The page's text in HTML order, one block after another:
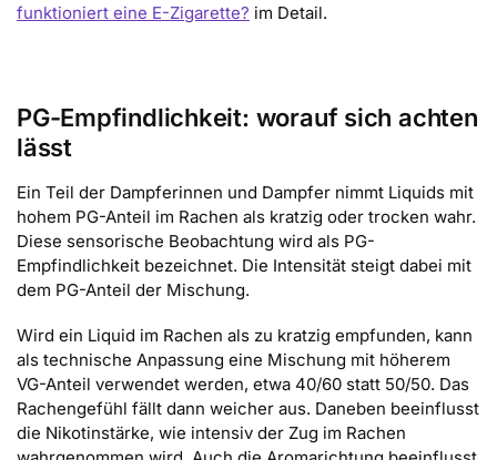
funktioniert eine E-Zigarette? im Detail.
PG-Empfindlichkeit: worauf sich achten
lässt
Ein Teil der Dampferinnen und Dampfer nimmt Liquids mit
hohem PG-Anteil im Rachen als kratzig oder trocken wahr.
Diese sensorische Beobachtung wird als PG-
Empfindlichkeit bezeichnet. Die Intensität steigt dabei mit
dem PG-Anteil der Mischung.
Wird ein Liquid im Rachen als zu kratzig empfunden, kann
als technische Anpassung eine Mischung mit höherem
VG-Anteil verwendet werden, etwa 40/60 statt 50/50. Das
Rachengefühl fällt dann weicher aus. Daneben beeinflusst
die Nikotinstärke, wie intensiv der Zug im Rachen